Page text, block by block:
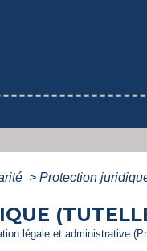
> Protection
légale et administrative